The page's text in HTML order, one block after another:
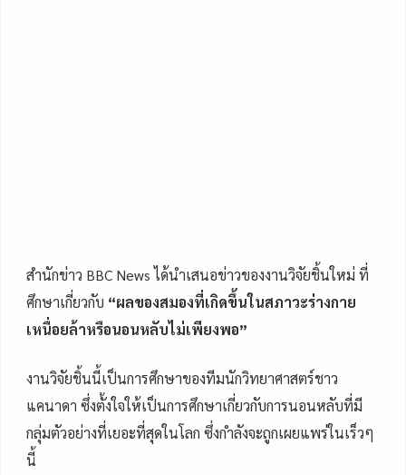
สำนักข่าว BBC News ได้นำเสนอข่าวของงานวิจัยชิ้นใหม่ ที่
ศึกษาเกี่ยวกับ “ผลของสมองที่เกิดขึ้นในสภาวะร่างกาย
เหนื่อยล้าหรือนอนหลับไม่เพียงพอ”
งานวิจัยชิ้นนี้เป็นการศึกษาของทีมนักวิทยาศาสตร์ชาว
แคนาดา ซึ่งตั้งใจให้เป็นการศึกษาเกี่ยวกับการนอนหลับที่มี
กลุ่มตัวอย่างที่เยอะที่สุดในโลก ซึ่งกำลังจะถูกเผยแพร่ในเร็วๆ
นี้